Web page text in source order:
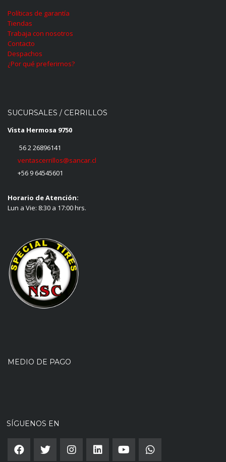
Políticas de garantía
Tiendas
Trabaja con nosotros
Contacto
Despachos
¿Por qué preferirnos?
SUCURSALES / CERRILLOS
Vista Hermosa 9750
56 2 26896141
ventascerrillos@sancar.cl
+56 9 64545601
Horario de Atención:
Lun a Vie: 8:30 a 17:00 hrs.
MEDIO DE PAGO
SÍGUENOS EN